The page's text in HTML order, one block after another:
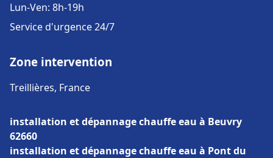
Lun-Ven: 8h-19h
Service d'urgence 24/7
Zone intervention
Treillières, France
installation et dépannage chauffe eau à Beuvry
62660
installation et dépannage chauffe eau à Pont du